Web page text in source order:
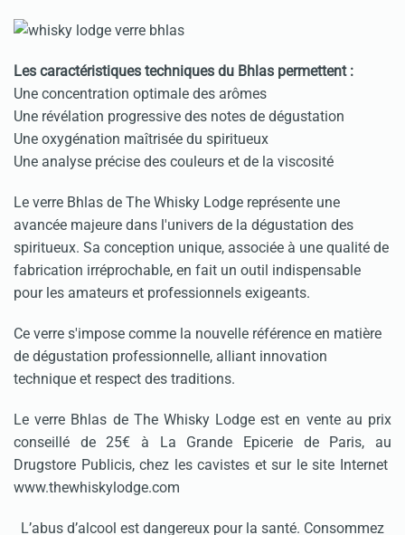
Les caractéristiques techniques du Bhlas permettent :
Une concentration optimale des arômes
Une révélation progressive des notes de dégustation
Une oxygénation maîtrisée du spiritueux
Une analyse précise des couleurs et de la viscosité
Le verre Bhlas de The Whisky Lodge représente une
avancée majeure dans l'univers de la dégustation des
spiritueux. Sa conception unique, associée à une qualité de
fabrication irréprochable, en fait un outil indispensable
pour les amateurs et professionnels exigeants.
Ce verre s'impose comme la nouvelle référence en matière
de dégustation professionnelle, alliant innovation
technique et respect des traditions.
Le verre Bhlas de The Whisky Lodge est en vente au prix
conseillé de 25€ à La Grande Epicerie de Paris, au
Drugstore Publicis, chez les cavistes et sur le site Internet
www.thewhiskylodge.com
L’abus d’alcool est dangereux pour la santé. Consommez